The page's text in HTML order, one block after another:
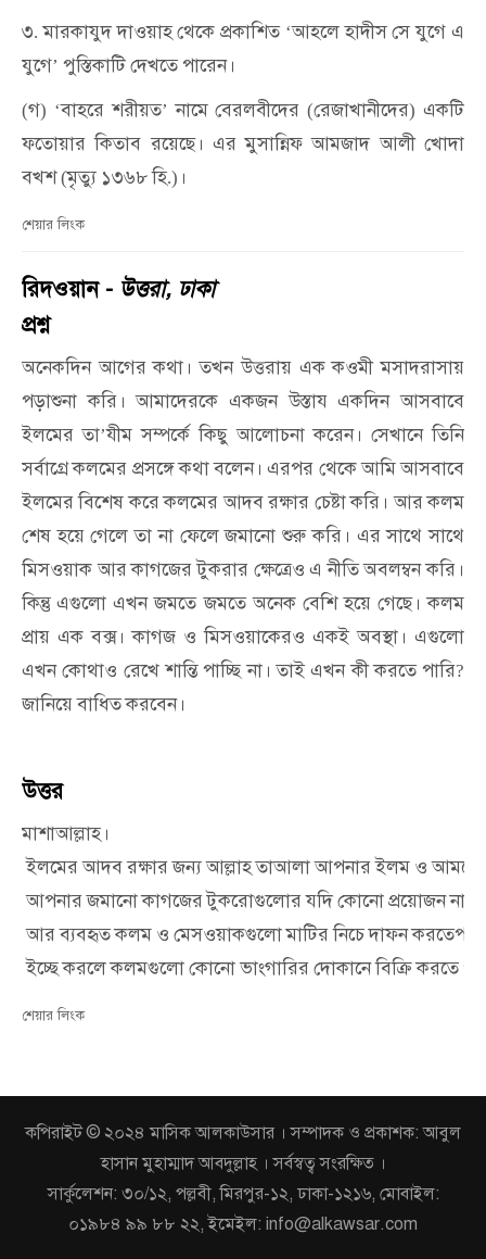
৩.মারকাযুদ দাওয়াহ থেকে প্রকাশিত‘আহলে হাদীস সে যুগে এ
যুগে’ পুস্তিকাটিদেখতেপারেন।
(গ) ‘বাহরে শরীয়ত’নামে বেরলবীদের (রেজাখানীদের)একটি
ফতোয়ার কিতাব রয়েছে। এর মুসান্নিফ আমজাদ আলী খোদা
বখশ(মৃত্যু ১৩৬৮হি.) ।
শেয়ার লিংক
রিদওয়ান - উত্তরা, ঢাকা
প্রশ্ন
অনেকদিন আগের কথা। তখন উত্তরায় এক কওমী মসাদরাসায়
পড়াশুনা করি। আমাদেরকে একজন উস্তায একদিন আসবাবে
ইলমের তা’যীম সম্পর্কে কিছু আলোচনা করেন। সেখানে তিনি
সর্বাগ্রেকলমের প্রসঙ্গেকথাবলেন। এরপর থেকেআমিআসবাবে
ইলমের বিশেষ করে কলমের আদব রক্ষার চেষ্টা করি। আর কলম
শেষ হয়ে গেলে তা না ফেলে জমানো শুরু করি। এর সাথে সাথে
মিসওয়াক আর কাগজের টুকরার ক্ষেত্রেও এ নীতি অবলম্বন করি।
কিন্তু এগুলো এখন জমতে জমতে অনেক বেশি হয়ে গেছে। কলম
প্রায় এক বক্স। কাগজ ও মিসওয়াকেরও একই অবস্থা। এগুলো
এখন কোথাও রেখে শান্তি পাচ্ছি না। তাই এখন কী করতে পারি?
জানিয়েবাধিতকরবেন।
উত্তর
মাশাআল্লাহ।
ইলমেরআদবরক্ষারজন্যআল্লাহতাআলাআপনারইলম ও আমলে
আপনারজমানোকাগজেরটুকরোগুলোরযদিকোনোপ্রয়োজননা
আরব্যবহৃতকলম ও মেসওয়াকগুলোমাটিরনিচেদাফনকরতে
ইচ্ছেকরলেকলমগুলোকোনোভাংগারিরদোকানেবিক্রিকরতে
শেয়ার লিংক
কপিরাইট © ২০২৪ মাসিক আলকাউসার । সম্পাদক ও প্রকাশক: আবুল
হাসান মুহাম্মাদ আবদুল্লাহ । সর্বস্বত্ব সংরক্ষিত ।
সার্কুলেশন: ৩০/১২, পল্লবী, মিরপুর-১২, ঢাকা-১২১৬, মোবাইল:
০১৯৮৪ ৯৯ ৮৮ ২২, ইমেইল: info@alkawsar.com